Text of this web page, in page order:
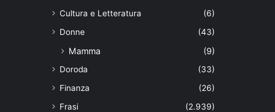
Cultura e Letteratura
(6)
Donne
(43)
Mamma (9)
Doroda
(33)
Finanza
(26)
Frasi
(2.939)